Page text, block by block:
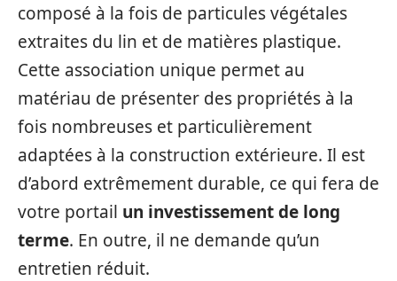
composé à la fois de particules végétales
extraites du lin et de matières plastique.
Cette association unique permet au
matériau de présenter des propriétés à la
fois nombreuses et particulièrement
adaptées à la construction extérieure. Il est
d’abord extrêmement durable, ce qui fera de
votre portail un investissement de long
terme. En outre, il ne demande qu’un
entretien réduit.